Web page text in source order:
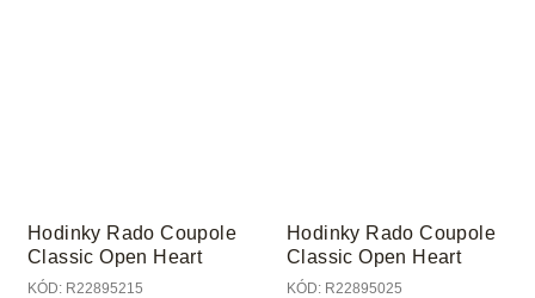
Hodinky Rado Coupole
Classic Open Heart
KÓD: R22895215
Hodinky Rado Coupole
Classic Open Heart
KÓD: R22895025